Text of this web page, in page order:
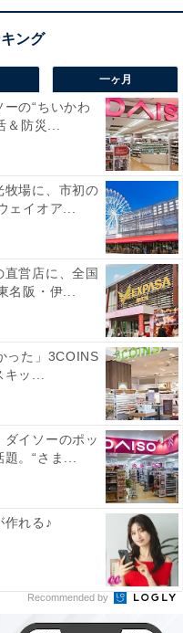
お正月になじみのある動物
一ヶ月
ーの“ちいかわ
＆防災...
牧場に、市初の
ェイオア...
直営店に、全国
名阪・伊...
った」3COINS
ッ...
ダイソーのポッ
。“さま...
れる♪
Recommended by